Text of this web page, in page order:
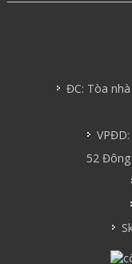
ĐC: Tòa
52